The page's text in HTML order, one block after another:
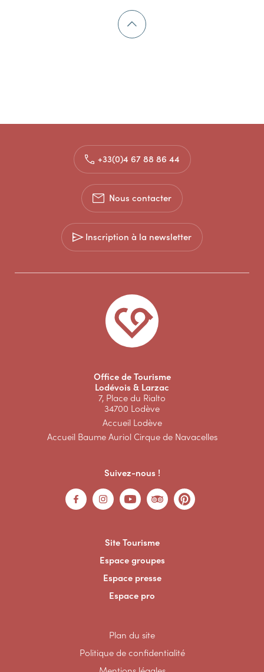
+33(0)4 67 88 86 44
Nous contacter
Inscription à la newsletter
Office de Tourisme
Lodévois & Larzac
7, Place du Rialto
34700 Lodève
Accueil Lodève
Accueil Baume Auriol Cirque de Navacelles
Suivez-nous !
Site Tourisme
Espace groupes
Espace presse
Espace pro
Plan du site
Politique de confidentialité